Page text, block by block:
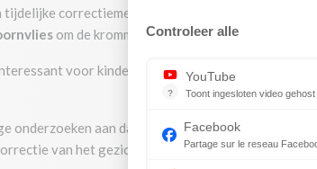
tijdelijke correctiemethode voor bijziendheid
om de kromming ervan aan te passen, wat
voor kinderen, omdat hij een
onderzoeken aan dat orthokeratologie de
van het gezichtsvermogen en de behandeling
Controleer alle
?
YouTube
Toont ingesloten video
Facebook
Partage sur le reseau